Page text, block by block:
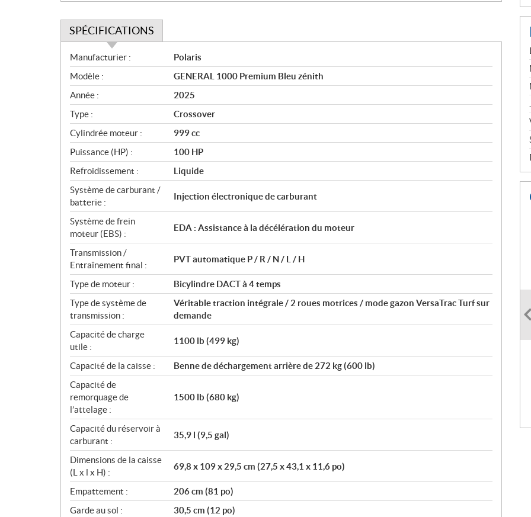
SPÉCIFICATIONS
S
p
é
c
i
f
i
c
a
t
i
o
n
s
Manufacturier :
Polaris
Modèle :
GENERAL 1000 Premium Bleu zénith
Année :
2025
Type :
Crossover
Cylindrée moteur :
999 cc
Puissance (HP) :
100 HP
Refroidissement :
Liquide
Système de carburant /
batterie :
Injection électronique de carburant
Système de frein
moteur (EBS) :
EDA : Assistance à la décélération du moteur
Transmission /
Entraînement final :
PVT automatique P / R / N / L / H
Type de moteur :
Bicylindre DACT à 4 temps
Type de système de
transmission :
Véritable traction intégrale / 2 roues motrices / mode gazon VersaTrac Turf sur
demande
Capacité de charge
utile :
1100 lb (499 kg)
Capacité de la caisse :
Benne de déchargement arrière de 272 kg (600 lb)
Capacité de
remorquage de
l’attelage :
1500 lb (680 kg)
Capacité du réservoir à
carburant :
35,9 l (9,5 gal)
Dimensions de la caisse
(L x l x H) :
69,8 x 109 x 29,5 cm (27,5 x 43,1 x 11,6 po)
Empattement :
206 cm (81 po)
Garde au sol :
30,5 cm (12 po)